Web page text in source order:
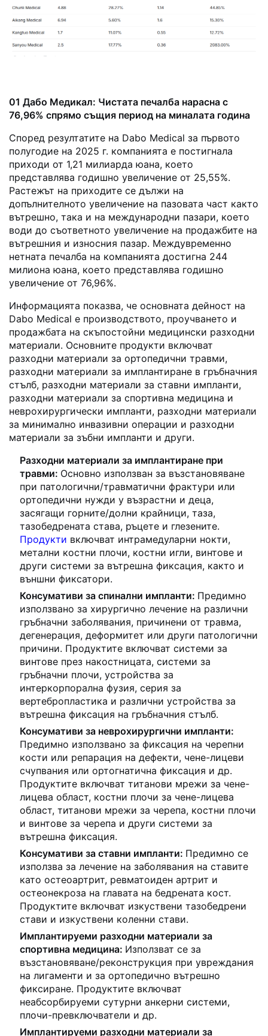
01 Дабо Медикал: Чистата печалба нарасна с
76,96% спрямо същия период на миналата година
Според резултатите на Dabo Medical за първото
полугодие на 2025 г. компанията е постигнала
приходи от 1,21 милиарда юана, което
представлява годишно увеличение от 25,55%.
Растежът на приходите се дължи на
допълнителното увеличение на пазовата част както
вътрешно, така и на международни пазари, което
води до съответното увеличение на продажбите на
вътрешния и износния пазар. Междувременно
нетната печалба на компанията достигна 244
милиона юана, което представлява годишно
увеличение от 76,96%.
Информацията показва, че основната дейност на
Dabo Medical е производството, проучването и
продажбата на скъпостойни медицински разходни
материали. Основните продукти включват
разходни материали за ортопедични травми,
разходни материали за имплантиране в гръбначния
стълб, разходни материали за ставни импланти,
разходни материали за спортивна медицина и
неврохирургически импланти, разходни материали
за минимално инвазивни операции и разходни
материали за зъбни импланти и други.
Разходни материали за имплантиране при
травми: Основно използван за възстановяване
при патологични/травматични фрактури или
ортопедични нужди у възрастни и деца,
засягащи горните/долни крайници, таза,
тазобедрената става, ръцете и глезените.
Продукти включват интрамедуларни нокти,
метални костни плочи, костни игли, винтове и
други системи за вътрешна фиксация, както и
външни фиксатори.
Консумативи за спинални импланти: Предимно
използвано за хирургично лечение на различни
гръбначни заболявания, причинени от травма,
дегенерация, деформитет или други патологични
причини. Продуктите включват системи за
винтове през накостницата, системи за
гръбначни плочи, устройства за
интеркорпорална фузия, серия за
вертебропластика и различни устройства за
вътрешна фиксация на гръбначния стълб.
Консумативи за неврохирургични импланти:
Предимно използвано за фиксация на черепни
кости или репарация на дефекти, чене-лицеви
счупвания или ортогнатична фиксация и др.
Продуктите включват титанови мрежи за чене-
лицева област, костни плочи за чене-лицева
област, титанови мрежи за черепа, костни плочи
и винтове за черепа и други системи за
вътрешна фиксация.
Консумативи за ставни импланти: Предимно се
използва за лечение на заболявания на ставите
като остеоартрит, ревматоиден артрит и
остеонекроза на главата на бедрената кост.
Продуктите включват изкуствени тазобедрени
стави и изкуствени коленни стави.
Имплантируеми разходни материали за
спортивна медицина: Използват се за
възстановяване/реконструкция при увреждания
на лигаменти и за ортопедично вътрешно
фиксиране. Продуктите включват
неабсорбируеми сутурни анкерни системи,
плочи-превключватели и др.
Имплантируеми разходни материали за